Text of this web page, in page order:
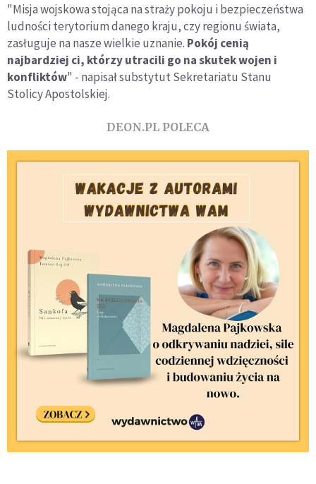
"Misja wojskowa stojąca na straży pokoju i bezpieczeństwa
ludności terytorium danego kraju, czy regionu świata,
zasługuje na nasze wielkie uznanie. Pokój cenią
najbardziej ci, którzy utracili go na skutek wojen i
konfliktów" - napisał substytut Sekretariatu Stanu
Stolicy Apostolskiej.
DEON.PL POLECA